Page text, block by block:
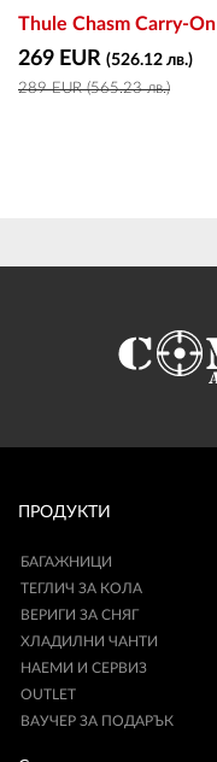
Thule Chasm Carry-On
269 EUR (526.12 лв.)
289 EUR (565.23 лв.)
ПРОДУКТИ
БАГАЖНИЦИ
ТЕГЛИЧ ЗА КОЛА
ВЕРИГИ ЗА СНЯГ
ХЛАДИЛНИ ЧАНТИ
НАЕМИ И СЕРВИЗ
OUTLET
ВАУЧЕР ЗА ПОДАРЪК